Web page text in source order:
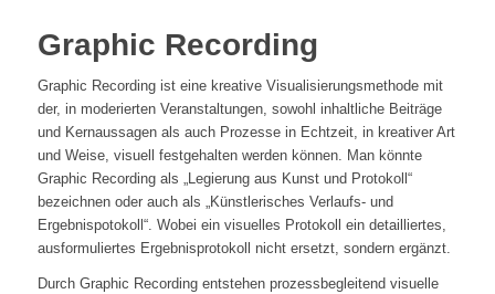
Graphic Recording
Graphic Recording ist eine kreative Visualisierungsmethode mit
der, in moderierten Veranstaltungen, sowohl inhaltliche Beiträge
und Kernaussagen als auch Prozesse in Echtzeit, in kreativer Art
und Weise, visuell festgehalten werden können. Man könnte
Graphic Recording als „Legierung aus Kunst und Protokoll“
bezeichnen oder auch als „Künstlerisches Verlaufs- und
Ergebnispotokoll“. Wobei ein visuelles Protokoll ein detailliertes,
ausformuliertes Ergebnisprotokoll nicht ersetzt, sondern ergänzt.
Durch Graphic Recording entstehen prozessbegleitend visuelle